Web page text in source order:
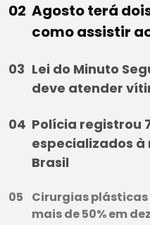
Agosto terá
como assistir
Lei do Minuto
deve atender
Polícia registrou
especializados à
Brasil
Cirurgias plásticas
mais de 50% em